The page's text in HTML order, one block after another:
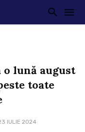
lună august
toate
IULIE 2024